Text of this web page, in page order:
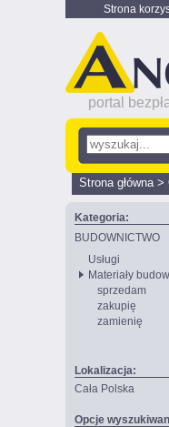
Strona
portal
Strona główna>
Kategoria:
BUDOWNICTWO
Usługi
Materiały
sprzedam
zakupię
zamienię
Lokalizacja:
Cała Polska
Opcje